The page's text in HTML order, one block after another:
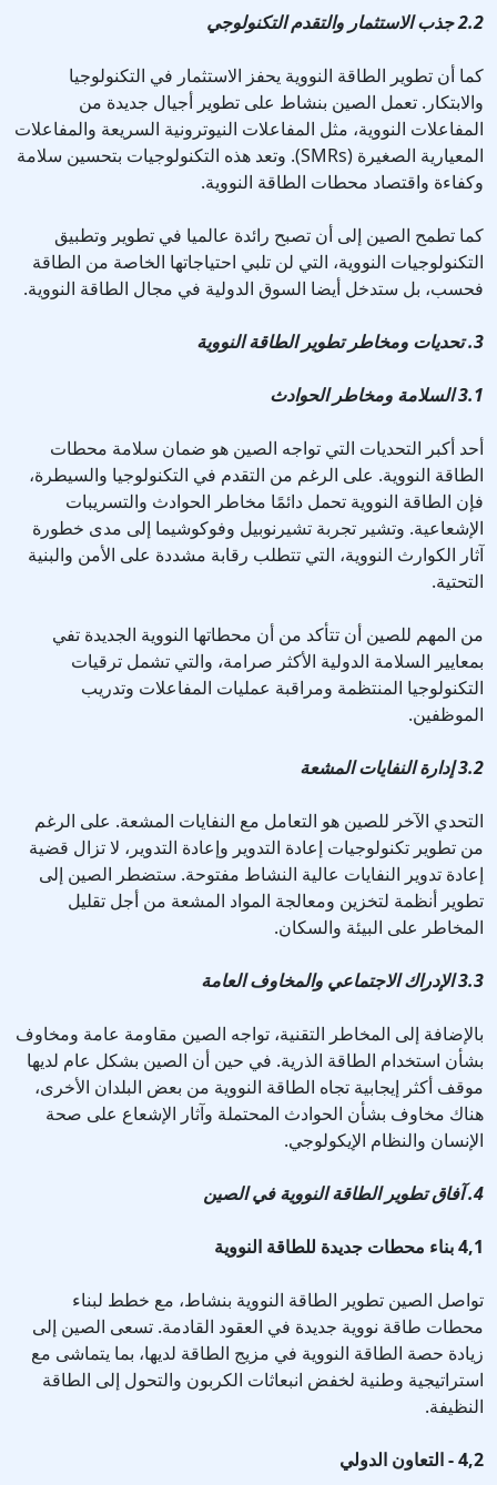
2.2 جذب الاستثمار والتقدم التكنولوجي
كما أن تطوير الطاقة النووية يحفز الاستثمار في التكنولوجيا
والابتكار. تعمل الصين بنشاط على تطوير أجيال جديدة من
المفاعلات النووية، مثل المفاعلات النيوترونية السريعة والمفاعلات
المعيارية الصغيرة (SMRs). وتعد هذه التكنولوجيات بتحسين سلامة
وكفاءة واقتصاد محطات الطاقة النووية.
كما تطمح الصين إلى أن تصبح رائدة عالميا في تطوير وتطبيق
التكنولوجيات النووية، التي لن تلبي احتياجاتها الخاصة من الطاقة
فحسب، بل ستدخل أيضا السوق الدولية في مجال الطاقة النووية.
3. تحديات ومخاطر تطوير الطاقة النووية
3.1 السلامة ومخاطر الحوادث
أحد أكبر التحديات التي تواجه الصين هو ضمان سلامة محطات
الطاقة النووية. على الرغم من التقدم في التكنولوجيا والسيطرة،
فإن الطاقة النووية تحمل دائمًا مخاطر الحوادث والتسريبات
الإشعاعية. وتشير تجربة تشيرنوبيل وفوكوشيما إلى مدى خطورة
آثار الكوارث النووية، التي تتطلب رقابة مشددة على الأمن والبنية
التحتية.
من المهم للصين أن تتأكد من أن محطاتها النووية الجديدة تفي
بمعايير السلامة الدولية الأكثر صرامة، والتي تشمل ترقيات
التكنولوجيا المنتظمة ومراقبة عمليات المفاعلات وتدريب
الموظفين.
3.2 إدارة النفايات المشعة
التحدي الآخر للصين هو التعامل مع النفايات المشعة. على الرغم
من تطوير تكنولوجيات إعادة التدوير وإعادة التدوير، لا تزال قضية
إعادة تدوير النفايات عالية النشاط مفتوحة. ستضطر الصين إلى
تطوير أنظمة لتخزين ومعالجة المواد المشعة من أجل تقليل
المخاطر على البيئة والسكان.
3.3 الإدراك الاجتماعي والمخاوف العامة
بالإضافة إلى المخاطر التقنية، تواجه الصين مقاومة عامة ومخاوف
بشأن استخدام الطاقة الذرية. في حين أن الصين بشكل عام لديها
موقف أكثر إيجابية تجاه الطاقة النووية من بعض البلدان الأخرى،
هناك مخاوف بشأن الحوادث المحتملة وآثار الإشعاع على صحة
الإنسان والنظام الإيكولوجي.
4. آفاق تطوير الطاقة النووية في الصين
4,1 بناء محطات جديدة للطاقة النووية
تواصل الصين تطوير الطاقة النووية بنشاط، مع خطط لبناء
محطات طاقة نووية جديدة في العقود القادمة. تسعى الصين إلى
زيادة حصة الطاقة النووية في مزيج الطاقة لديها، بما يتماشى مع
استراتيجية وطنية لخفض انبعاثات الكربون والتحول إلى الطاقة
النظيفة.
4,2 - التعاون الدولي